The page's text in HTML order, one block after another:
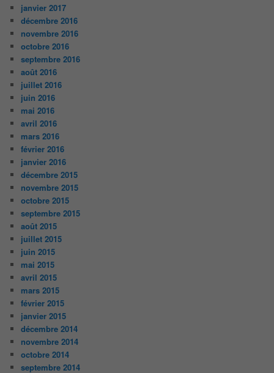
janvier 2017
décembre 2016
novembre 2016
octobre 2016
septembre 2016
août 2016
juillet 2016
juin 2016
mai 2016
avril 2016
mars 2016
février 2016
janvier 2016
décembre 2015
novembre 2015
octobre 2015
septembre 2015
août 2015
juillet 2015
juin 2015
mai 2015
avril 2015
mars 2015
février 2015
janvier 2015
décembre 2014
novembre 2014
octobre 2014
septembre 2014